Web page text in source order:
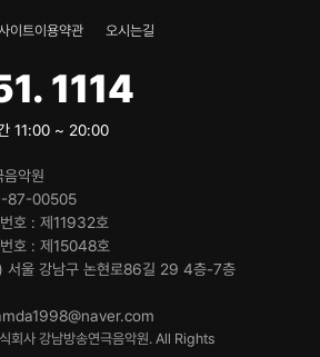
이트이용약관 오시는길
1114
11:00 ~ 20:00
악원
87-00505
호
제11932호
호
제15048호
울 강남구 논현로86길 29 4층-7층
사 강남방송연극음악원. All Rights